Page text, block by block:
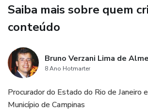
Saiba mais sobre quem
conteúdo
Bruno Verzani Lima de
8 Ano Hotmarter
Procurador do Estado do Rio de Janeiro
Município de Campinas